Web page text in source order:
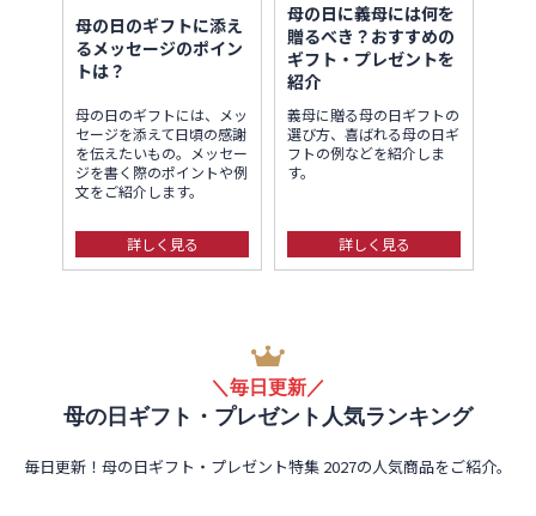
母の日のギフトに添え
るメッセージのポイン
トは？
母の日のギフトには、メッ
セージを添えて日頃の感謝
を伝えたいもの。メッセー
ジを書く際のポイントや例
文をご紹介します。
詳しく見る
母の日に義母には何を
贈るべき？おすすめの
ギフト・プレゼントを
紹介
義母に贈る母の日ギフトの
選び方、喜ばれる母の日ギ
フトの例などを紹介しま
す。
詳しく見る
＼毎日更新／
母の日ギフト・プレゼント人気ランキング
毎日更新！母の日ギフト・プレゼント特集 2027の人気商品をご紹介。